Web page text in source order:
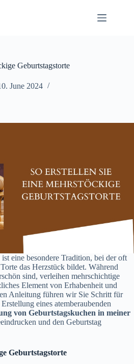
Geburtstagstorte
June 2024
eine besondere Tradition, bei der oft
das Herzstück bildet. Während
sind, verleihen mehrschichtige
Element von Erhabenheit und
Anleitung führen wir Sie Schritt für
eines atemberaubenden
von Geburtstagskuchen in meiner
und den Geburtstag
Geburtstagstorte